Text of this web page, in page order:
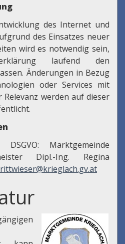
des Internet und
des Einsatzes neuer
wird es notwendig sein,
laufend den
Änderungen in Bezug
oder Services mit
werden auf dieser
Marktgemeinde
Dipl.-Ing. Regina